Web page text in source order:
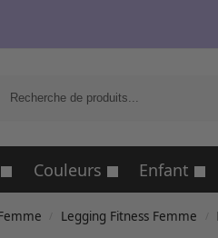
Couleurs Enfant
Legging Fitness Femme